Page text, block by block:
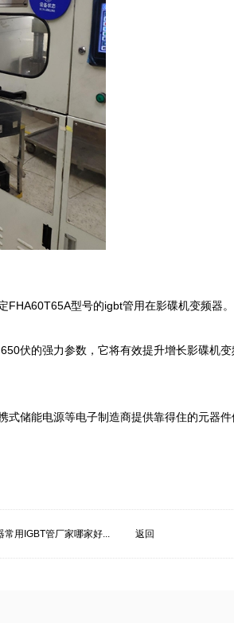
型号的igbt管用在影碟机变频器。
伏的强力参数，它将有效提升增长影碟机
式储能电源等电子制造商提供靠得住的元器
用IGBT管厂家哪家好... 返回